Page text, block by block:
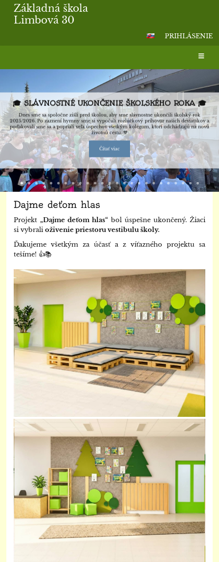
Základná škola
Limbová 30
PRIHLÁSENIE
stránka
🎓 SLÁVNOSTNÉ UKONČENIE ŠKOLSKÉHO ROKA 🎓
Dnes sme sa spoločne zišli pred školou, aby sme slávnostne ukončili školský rok
2025/2026. Po zaznení hymny sme si vypočuli rozlúčkový príhovor našich deviatakov a
poďakovali sme sa a popriali veľa úspechov všetkým kolegom, ktorí odchádzajú na novú
životnú cestu. 💙
Čítať viac
Dajme deťom hlas
Projekt„Dajme deťom hlas“ bol úspešne ukončený. Žiaci
si vybralioživenie priestoruvestibulu školy.
Ďakujeme všetkým za účasť a z víťazného projektu sa
tešíme! 👍📚